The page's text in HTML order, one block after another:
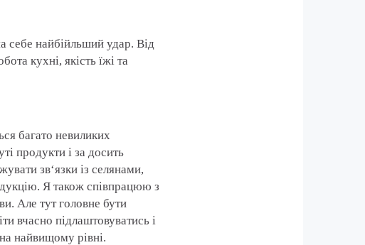
себе найбійльший удар. Від
кухні, якість їжі та
багато невиликих
продукти і за досить
зв‘язки із селянами,
Я також співпрацюю з
Але тут головне бути
вчасно підлаштовуватись і
найвищому рівні.